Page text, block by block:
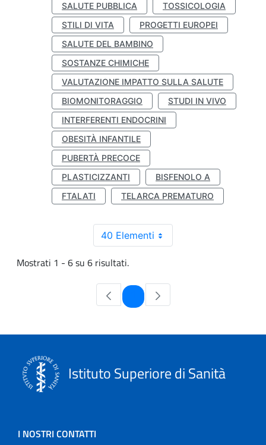
SALUTE PUBBLICA
TOSSICOLOGIA
STILI DI VITA
PROGETTI EUROPEI
SALUTE DEL BAMBINO
SOSTANZE CHIMICHE
VALUTAZIONE IMPATTO SULLA SALUTE
BIOMONITORAGGIO
STUDI IN VIVO
INTERFERENTI ENDOCRINI
OBESITÀ INFANTILE
PUBERTÀ PRECOCE
PLASTICIZZANTI
BISFENOLO A
FTALATI
TELARCA PREMATURO
40 Elementi
Mostrati 1 - 6 su 6 risultati.
Pagina
Istituto Superiore di Sanità
I NOSTRI CONTATTI